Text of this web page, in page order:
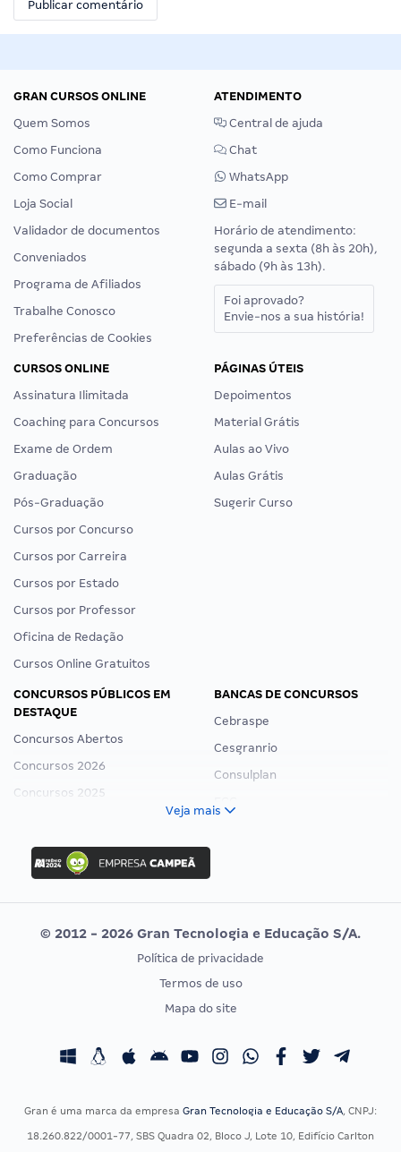
GRAN CURSOS ONLINE
Quem Somos
Como Funciona
Como Comprar
Loja Social
Validador de documentos
Conveniados
Programa de Afiliados
Trabalhe Conosco
Preferências de Cookies
ATENDIMENTO
Central de ajuda
Chat
WhatsApp
E-mail
Horário de atendimento:
segunda a sexta (8h às 20h),
sábado (9h às 13h).
Foi aprovado?
Envie-nos a sua história!
CURSOS ONLINE
Assinatura Ilimitada
Coaching para Concursos
Exame de Ordem
Graduação
Pós-Graduação
Cursos por Concurso
Cursos por Carreira
Cursos por Estado
Cursos por Professor
Oficina de Redação
Cursos Online Gratuitos
PÁGINAS ÚTEIS
Depoimentos
Material Grátis
Aulas ao Vivo
Aulas Grátis
Sugerir Curso
CONCURSOS PÚBLICOS EM
DESTAQUE
Concursos Abertos
Concursos 2026
Concursos 2025
Concurso Ibama
Concurso MPU
Editais publicados
BANCAS DE CONCURSOS
Cebraspe
Cesgranrio
Consulplan
Vunesp
CONCURSOS POR PROFISSÃO
Concursos Fiscais
EXAME DE ORDEM
Calendário OAB
Veja mais
© 2012 - 2026 Gran Tecnologia e Educação S/A.
Política de privacidade
Termos de uso
Mapa do site
Gran é uma marca da empresa Gran Tecnologia e Educação S/A, CNPJ:
18.260.822/0001-77, SBS Quadra 02, Bloco J, Lote 10, Edifício Carlton